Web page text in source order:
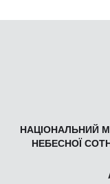
НАЦІОНАЛЬНИЙ
НЕБЕСНОЇ